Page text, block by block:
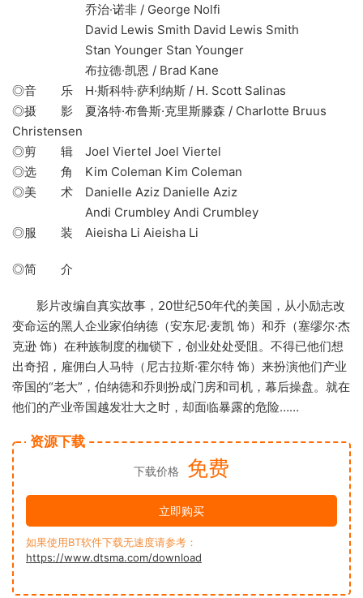
乔治·诺非 / George Nolfi
David Lewis Smith David Lewis Smith
Stan Younger Stan Younger
布拉德·凯恩 / Brad Kane
◎音 乐 H·斯科特·萨利纳斯 / H. Scott Salinas
◎摄 影 夏洛特·布鲁斯·克里斯滕森 / Charlotte Bruus
Christensen
◎剪 辑 Joel Viertel Joel Viertel
◎选 角 Kim Coleman Kim Coleman
◎美 术 Danielle Aziz Danielle Aziz
Andi Crumbley Andi Crumbley
◎服 装 Aieisha Li Aieisha Li
◎简 介
影片改编自真实故事，20世纪50年代的美国，从小励志改
变命运的黑人企业家伯纳德（安东尼·麦凯 饰）和乔（塞缪尔·杰
克逊 饰）在种族制度的枷锁下，创业处处受阻。不得已他们想
出奇招，雇佣白人马特（尼古拉斯·霍尔特 饰）来扮演他们产业
帝国的“老大”，伯纳德和乔则扮成门房和司机，幕后操盘。就在
他们的产业帝国越发壮大之时，却面临暴露的危险……
资源下载
下载价格 免费
立即购买
如果使用BT软件下载无速度请参考：
https://www.dtsma.com/download